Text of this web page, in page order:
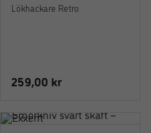
Lökhackare Retro
259,00 kr